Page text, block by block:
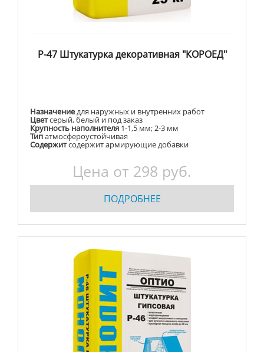
Р-47 Штукатурка декоративная "КОРОЕД"
Назначениедля наружных и внутренних работ
Цветсерый, белый и под заказ
Крупность наполнителя 1-1,5 мм; 2-3 мм
Типатмосфероустойчивая
Содержитсодержит армирующие добавки
Цена от 298 руб.
ПОДРОБНЕЕ